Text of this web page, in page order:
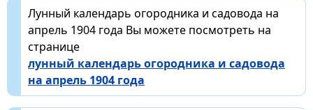
Лунный календарь огородника и садовода на
апрель 1904 года Вы можете посмотреть на
странице
лунный календарь огородника и садовода
на апрель 1904 года